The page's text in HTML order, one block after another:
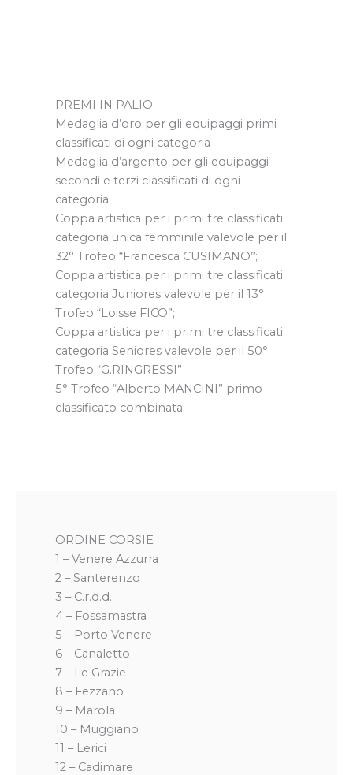
PREMI IN PALIO
Medaglia d’oro per gli equipaggi primi
classificati di ogni categoria
Medaglia d’argento per gli equipaggi
secondi e terzi classificati di ogni
categoria;
Coppa artistica per i primi tre classificati
categoria unica femminile valevole per il
32° Trofeo “Francesca CUSIMANO”;
Coppa artistica per i primi tre classificati
categoria Juniores valevole per il 13°
Trofeo “Loisse FICO”;
Coppa artistica per i primi tre classificati
categoria Seniores valevole per il 50°
Trofeo “G.RINGRESSI”
5° Trofeo “Alberto MANCINI” primo
classificato combinata;
ORDINE CORSIE
1 – Venere Azzurra
2 – Santerenzo
3 – C.r.d.d.
4 – Fossamastra
5 – Porto Venere
6 – Canaletto
7 – Le Grazie
8 – Fezzano
9 – Marola
10 – Muggiano
11 – Lerici
12 – Cadimare